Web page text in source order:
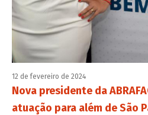
12 de fevereiro de 2024
Nova presidente da
atuação para além de São